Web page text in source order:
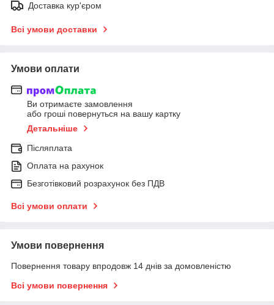
Доставка кур'єром
Всі умови доставки
Умови оплати
Ви отримаєте замовлення
або гроші повернуться на вашу картку
Детальніше
Післяплата
Оплата на рахунок
Безготівковий розрахунок без ПДВ
Всі умови оплати
Умови повернення
Повернення товару впродовж 14 днів за домовленістю
Всі умови повернення